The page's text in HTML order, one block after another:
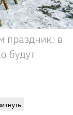
праздник: в
будут